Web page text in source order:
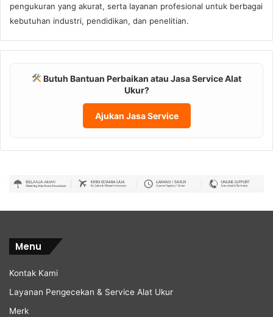
pengukuran yang akurat, serta layanan profesional untuk berbagai
kebutuhan industri, pendidikan, dan penelitian.
Butuh Bantuan Perbaikan atau Jasa Service Alat
Ukur?
Ajukan Jasa Service
Menu
Kontak Kami
Layanan Pengecekan & Service Alat Ukur
Merk